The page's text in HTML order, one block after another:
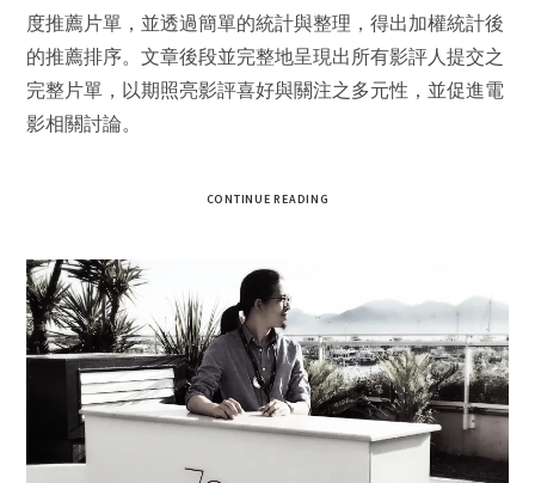
度推薦片單，並透過簡單的統計與整理，得出加權統計後
的推薦排序。文章後段並完整地呈現出所有影評人提交之
完整片單，以期照亮影評喜好與關注之多元性，並促進電
影相關討論。
CONTINUE READING